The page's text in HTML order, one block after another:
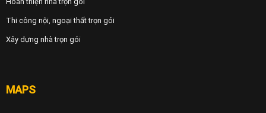
Thi công nội, ngoại thất trọn gói
Xây dựng nhà trọn gói
MAPS